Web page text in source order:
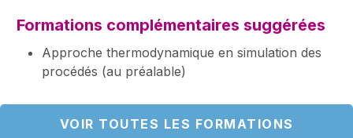
Formations complémentaires suggérées
Approche thermodynamique en simulation des
procédés (au préalable)
VOIR TOUTES LES FORMATIONS